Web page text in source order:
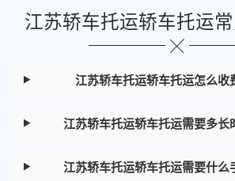
江苏轿车托运轿车托运
江苏轿车托运轿车托运怎么收
江苏轿车托运轿车托运需要多长
江苏轿车托运轿车托运需要什么